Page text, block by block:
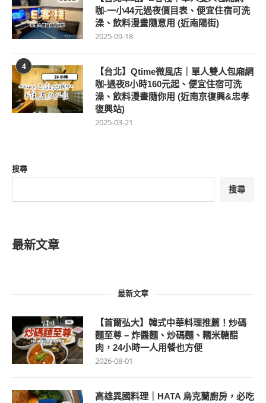
咖-一小44元過夜價目表、便宜住宿可洗
澡、飲料漫畫隨意用 (近南陽街)
2025-09-18
4
【台北】Qtime微風店｜單人雙人包廂網
咖-過夜8小時160元起、便宜住宿可洗
澡、飲料漫畫隨你用 (近南京復興&忠孝
復興站)
2025-03-21
搜尋
搜尋
最新文章
最新文章
【首爾弘大】韓式中華料理推薦！炒碼
麵至尊 – 炸醬麵、炒碼麵、糯米糖醋
肉，24小時一人用餐也方便
2026-08-01
高雄異國料理｜HATA 烏克蘭廚房，必吃